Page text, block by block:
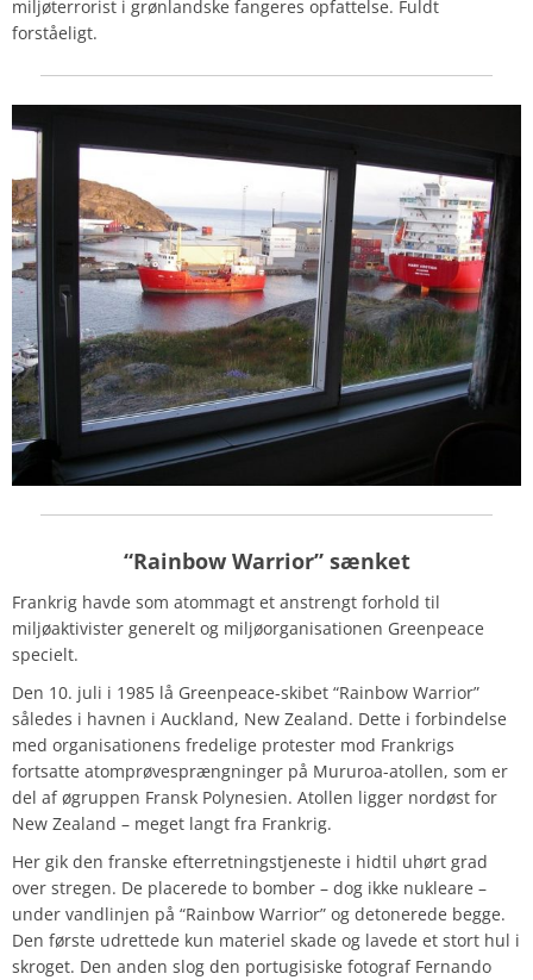
miljøterrorist i grønlandske fangeres opfattelse. Fuldt
forståeligt.
“Rainbow Warrior” sænket
Frankrig havde som atommagt et anstrengt forhold til
miljøaktivister generelt og miljøorganisationen Greenpeace
specielt.
Den 10. juli i 1985 lå Greenpeace-skibet “Rainbow Warrior”
således i havnen i Auckland, New Zealand. Dette i forbindelse
med organisationens fredelige protester mod Frankrigs
fortsatte atomprøvesprængninger på Mururoa-atollen, som er
del af øgruppen Fransk Polynesien. Atollen ligger nordøst for
New Zealand – meget langt fra Frankrig.
Her gik den franske efterretningstjeneste i hidtil uhørt grad
over stregen. De placerede to bomber – dog ikke nukleare –
under vandlinjen på “Rainbow Warrior” og detonerede begge.
Den første udrettede kun materiel skade og lavede et stort hul i
skroget. Den anden slog den portugisiske fotograf Fernando